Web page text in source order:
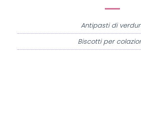
Antipasti di
Biscotti per